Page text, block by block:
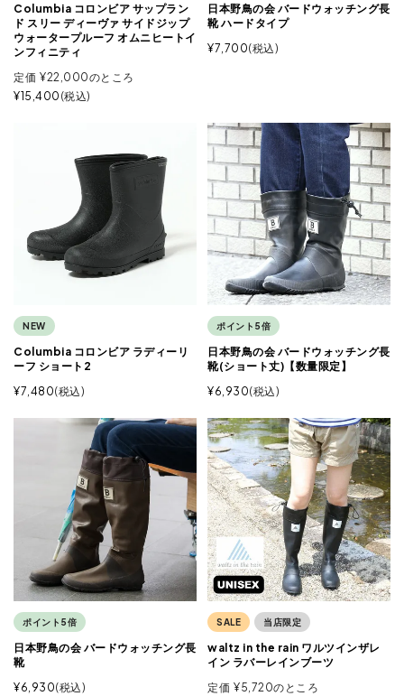
Columbia コロンビア サップラン
ド スリー ディーヴァ サイドジップ
ウォータープルーフ オムニヒートイ
ンフィニティ
定価 ¥22,000のところ
¥15,400 税込
日本野鳥の会 バードウォッチング長
靴 ハードタイプ
¥7,700 税込
NEW
Columbia コロンビア ラディーリ
ーフ ショート2
¥7,480 税込
ポイント5倍
日本野鳥の会 バードウォッチング長
靴(ショート丈)【数量限定】
¥6,930 税込
ポイント5倍
日本野鳥の会 バードウォッチング長
靴
¥6,930 税込
SALE 当店限定
waltz in the rain ワルツインザレ
イン ラバーレインブーツ
定価 ¥5,720のところ